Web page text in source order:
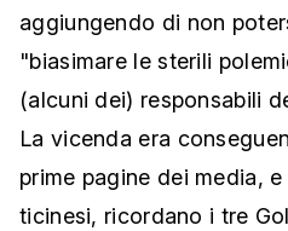
aggiungendo di non
"biasimare le sterili
(alcuni dei) responsabili
La vicenda era
prime pagine dei media,
ticinesi, ricordano i tre